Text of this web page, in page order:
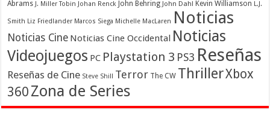
Abrams J. Miller Tobin Johan Renck John Behring John Dahl Kevin Williamson L.J.
Smith Liz Friedlander Marcos Siega Michelle MacLaren Noticias
Noticias Cine Noticias Cine Occidental Noticias
Videojuegos PC Playstation 3 PS3 Reseñas
Reseñas de Cine Steve Shill Terror The CW ThrillerXbox
360 Zona de Series